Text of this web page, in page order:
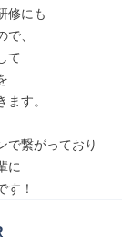
修にも
、
て
す。
で繋がっており
に